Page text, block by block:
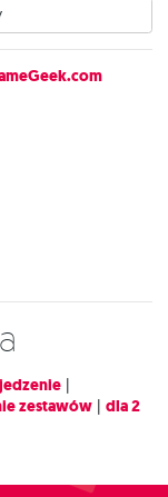
|
zestawów | dla 2